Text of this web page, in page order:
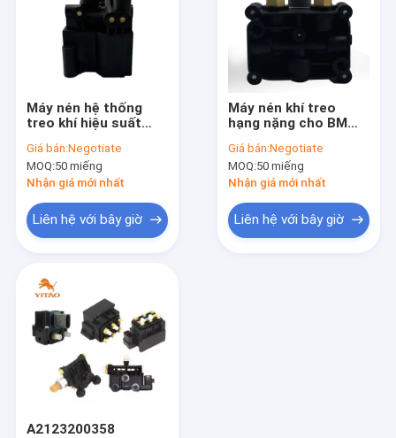
Về chúng tôi
Tham quan nhà máy
Tin tức
Các trường hợp
Xe tải không khí mùa xuân
lò xo treo khí
Air Ride Spring
Máy nén hệ thống
treo khí hiệu suất
Series G12 2015-
2018 4725530100
Giá bán:Negotiate
MOQ:50 miếng
Nhận giá mới nhất
Liên hệ với bây giờ
Máy nén khí treo
hạng nặng cho BMW
37206875176
Giá bán:Negotiate
MOQ:50 miếng
Nhận giá mới nhất
Liên hệ với bây giờ
A2123200358